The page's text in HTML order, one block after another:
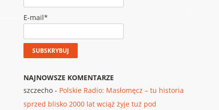
E-mail*
NAJNOWSZE KOMENTARZE
szczecho- Polskie Radio: Masłomęcz – tu historia
sprzed blisko 2000 lat wciąż żyje tuż pod